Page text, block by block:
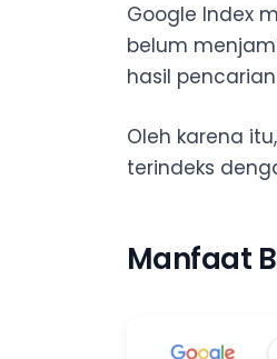
Google Index
belum
hasil
Oleh karena
terindeks
Manfaat